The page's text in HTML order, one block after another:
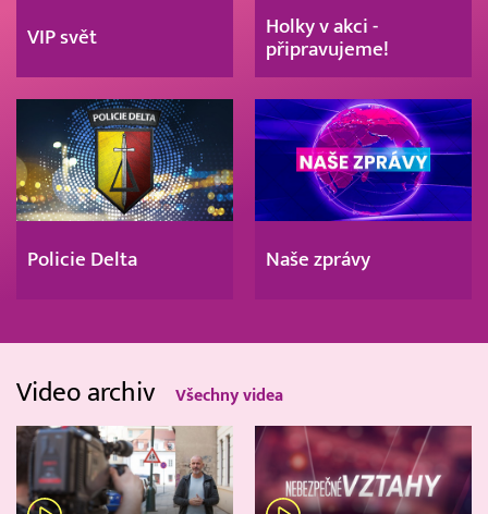
VIP svět
Holky v akci -
připravujeme!
Policie Delta Naše zprávy
Video archiv Všechny videa